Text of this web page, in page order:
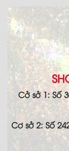
Cở sở 1: Số
Cơ sở 2: Số